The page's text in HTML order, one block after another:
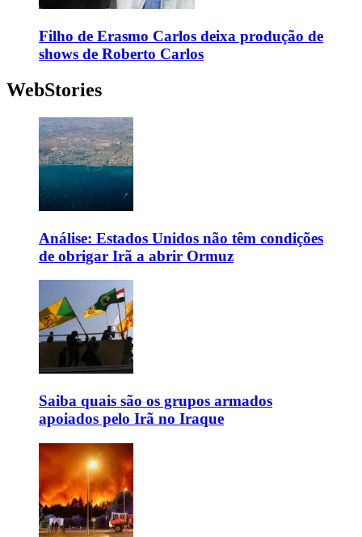
Filho de Erasmo Carlos deixa produção de
shows de Roberto Carlos
WebStories
Análise: Estados Unidos não têm condições
de obrigar Irã a abrir Ormuz
Saiba quais são os grupos armados
apoiados pelo Irã no Iraque